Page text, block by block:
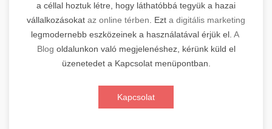
a céllal hoztuk létre, hogy láthatóbbá tegyük a hazai
vállalkozásokat az online térben . Ezt a digitális marketing
legmodernebb eszközeinek a használatával érjük el. A
Blog oldalunkon való megjelenéshez, kérünk küld el
üzenetedet a Kapcsolat menüpontban.
Kapcsolat